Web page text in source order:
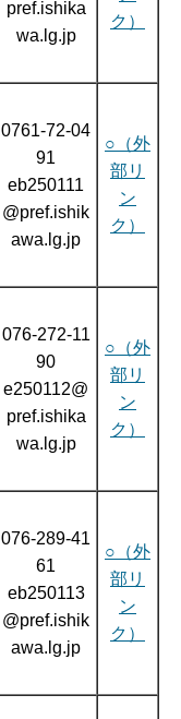
pref.ishika
wa.lg.jp
ク）
0761-72-04
91
eb250111
@pref.ishik
awa.lg.jp
○（外
部リ
ン
ク）
076-272-11
90
e250112@
pref.ishika
wa.lg.jp
○（外
部リ
ン
ク）
076-289-41
61
eb250113
@pref.ishik
awa.lg.jp
○（外
部リ
ン
ク）